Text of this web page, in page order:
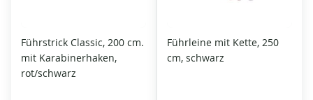
Führstrick Classic, 200 cm.
mit Karabinerhaken,
rot/schwarz
Führleine mit Kette, 250
cm, schwarz